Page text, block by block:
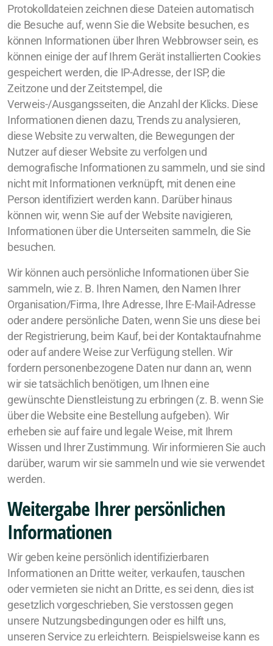
Protokolldateien zeichnen diese Dateien automatisch
die Besuche auf, wenn Sie die Website besuchen, es
können Informationen über Ihren Webbrowser sein, es
können einige der auf Ihrem Gerät installierten Cookies
gespeichert werden, die IP-Adresse, der ISP, die
Zeitzone und der Zeitstempel, die
Verweis-/Ausgangsseiten, die Anzahl der Klicks. Diese
Informationen dienen dazu, Trends zu analysieren,
diese Website zu verwalten, die Bewegungen der
Nutzer auf dieser Website zu verfolgen und
demografische Informationen zu sammeln, und sie sind
nicht mit Informationen verknüpft, mit denen eine
Person identifiziert werden kann. Darüber hinaus
können wir, wenn Sie auf der Website navigieren,
Informationen über die Unterseiten sammeln, die Sie
besuchen.
Wir können auch persönliche Informationen über Sie
sammeln, wie z. B. Ihren Namen, den Namen Ihrer
Organisation/Firma, Ihre Adresse, Ihre E-Mail-Adresse
oder andere persönliche Daten, wenn Sie uns diese bei
der Registrierung, beim Kauf, bei der Kontaktaufnahme
oder auf andere Weise zur Verfügung stellen. Wir
fordern personenbezogene Daten nur dann an, wenn
wir sie tatsächlich benötigen, um Ihnen eine
gewünschte Dienstleistung zu erbringen (z. B. wenn Sie
über die Website eine Bestellung aufgeben). Wir
erheben sie auf faire und legale Weise, mit Ihrem
Wissen und Ihrer Zustimmung. Wir informieren Sie auch
darüber, warum wir sie sammeln und wie sie verwendet
werden.
Weitergabe Ihrer persönlichen
Informationen
Wir geben keine persönlich identifizierbaren
Informationen an Dritte weiter, verkaufen, tauschen
oder vermieten sie nicht an Dritte, es sei denn, dies ist
gesetzlich vorgeschrieben, Sie verstossen gegen
unsere Nutzungsbedingungen oder es hilft uns,
unseren Service zu erleichtern. Beispielsweise kann es